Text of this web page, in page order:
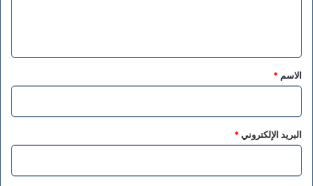
*
الاسم *
البريد الإلكتروني*